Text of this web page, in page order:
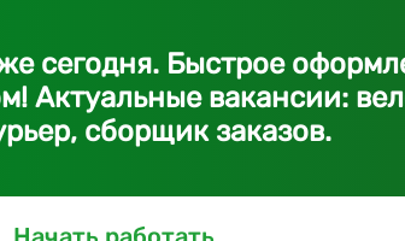
сегодня. Быстрое
Актуальные вакансии:
сборщик заказов.